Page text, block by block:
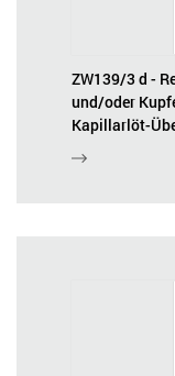
ZW139/3 d -
und/oder
Kapillarlöt-